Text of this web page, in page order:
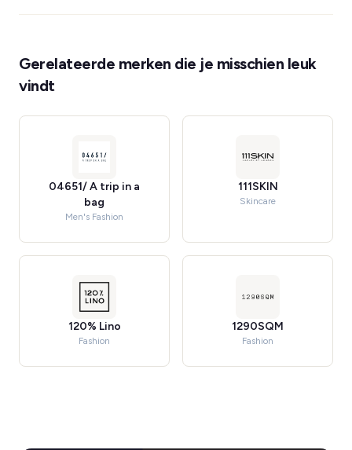
Gerelateerde merken die je misschien leuk
vindt
04651/ A trip in a
bag
Men's Fashion
111SKIN
Skincare
120% Lino
Fashion
1290SQM
Fashion